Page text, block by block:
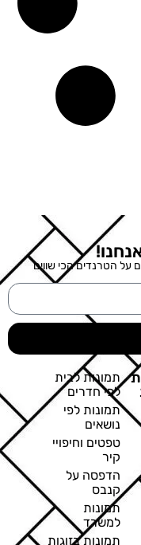
על הטרנדים הכי שווים
תמונות לבית
לפי חדרים
תמונות לפי
נושאים
טפטים וחיפויי
קיר
הדפסה על
קנבס
תמונות
למשרד
תמונות בזוגות